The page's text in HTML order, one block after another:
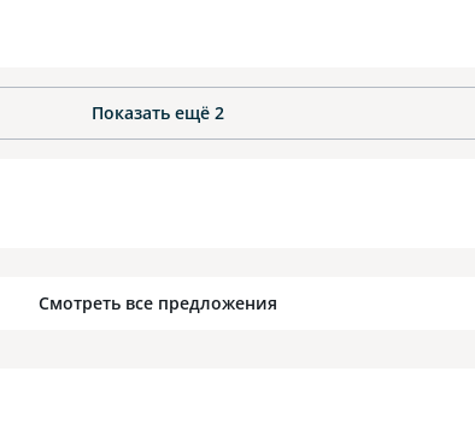
Показать ещё 2
Смотреть все предложения